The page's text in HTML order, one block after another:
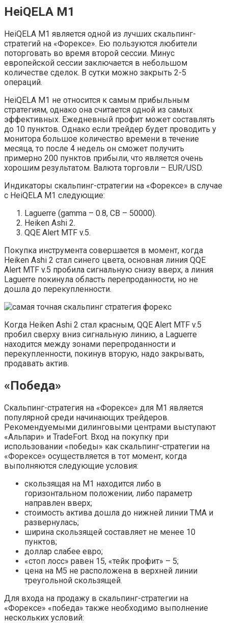
HeiQELA M1
HeiQELA M1 является одной из лучших скальпинг-
стратегий на «Форексе». Ею пользуются любители
поторговать во время второй сессии. Минус
европейской сессии заключается в небольшом
количестве сделок. В сутки можно закрыть 2-5
операций.
HeiQELA M1 не относится к самым прибыльным
стратегиям, однако она считается одной из самых
эффективных. Ежедневный профит может составлять
до 10 пунктов. Однако если трейдер будет проводить у
монитора большое количество времени в течение
месяца, то после 4 недель он сможет получить
примерно 200 пунктов прибыли, что является очень
хорошим результатом. Валюта торговли – EUR/USD.
Индикаторы скальпинг-стратегии на «Форексе» в случае
с HeiQELA M1 следующие:
Laguerre (gamma – 0.8, CB – 50000).
Heiken Ashi 2.
QQE Alert MTF v.5.
Покупка инструмента совершается в момент, когда
Heiken Ashi 2 стал синего цвета, основная линия QQE
Alert MTF v.5 пробила сигнальную снизу вверх, а линия
Laguerre покинула область перепроданности, но не
дошла до перекупленности.
Когда Heiken Ashi 2 стал красным, QQE Alert MTF v.5
пробил сверху вниз сигнальную линию, а Laguerre
находится между зонами перепроданности и
перекупленности, покинув вторую, надо закрывать,
продавать актив.
«Победа»
Скальпинг-стратегия на «Форексе» для М1 является
популярной среди начинающих трейдеров.
Рекомендуемыми дилинговыми центрами выступают
«Альпари» и TradeFort. Вход на покупку при
использовании «победы» как скальпинг-стратегии на
«Форексе» осуществляется в тот момент, когда
выполняются следующие условия:
скользящая на М1 находится либо в
горизонтальном положении, либо параметр
направлен вверх;
стоимость актива дошла до нижней линии ТМА и
развернулась;
ширина скользящей составляет не менее 10
пунктов;
доллар слабее евро;
«стоп лосс» равен 15, «тейк профит» – 5;
цена на М5 не расположена в верхней линии
треугольной скользящей.
Для входа на продажу в скальпинг-стратегии на
«Форексе» «победа» также необходимо выполнение
нескольких условий: